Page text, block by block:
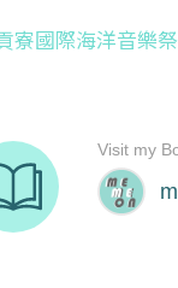
寮國際海洋音樂祭